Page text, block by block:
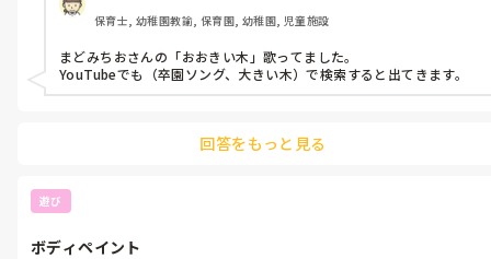
保育士, 幼稚園教諭, 保育園, 幼稚園, 児童施設
まどみちおさんの「おおきい木」歌ってました。
YouTubeでも（卒園ソング、大きい木）で検索すると出てきます。
回答をもっと見る
遊び
ボディペイント